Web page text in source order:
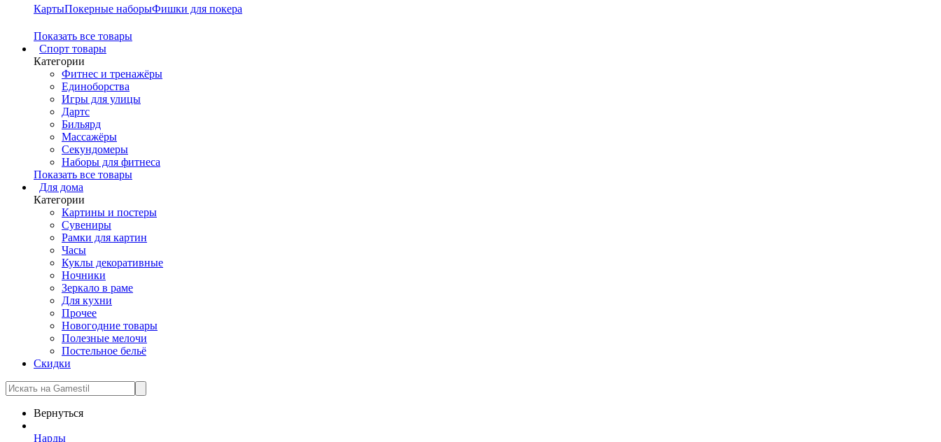
КартыПокерные наборыФишки для покера
Показать все товары
Cпорт товары
Категории
Фитнес и тренажёры
Единоборства
Игры для улицы
Дартс
Бильярд
Массажёры
Секундомеры
Наборы для фитнеса
Показать все товары
Для дома
Категории
Картины и постеры
Сувениры
Рамки для картин
Часы
Куклы декоративные
Ночники
Зеркало в раме
Для кухни
Прочее
Новогодние товары
Полезные мелочи
Постельное бельё
Скидки
Вернуться
Нарды